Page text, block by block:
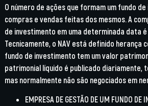
O número de ações que formam um fundo
compras e vendas feitas dos mesmos. A
de investimento em uma determinada data
Tecnicamente, o NAV está definido herança
fundo de investimento tem um valor
patrimonial líquido é publicado diariamente,
mas normalmente não são negociados em
EMPRESA DE GESTÃO DE UM FUNDO DE